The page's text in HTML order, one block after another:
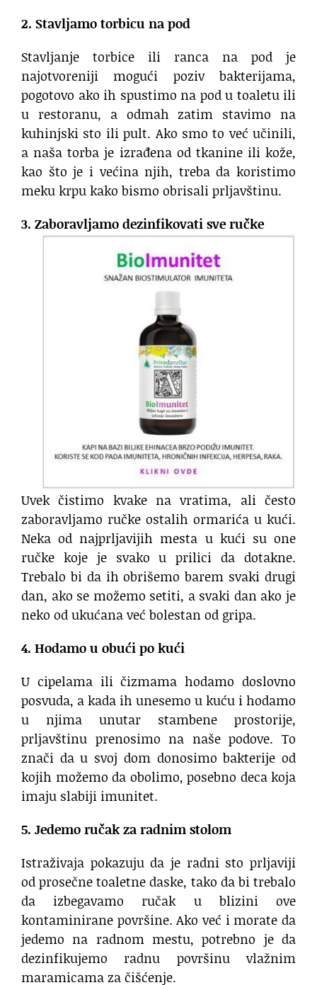
2. Stavljamo torbicu na pod
Stavljanje torbice ili ranca na pod je
najotvoreniji mogući poziv bakterijama,
pogotovo ako ih spustimo na pod u toaletu ili
u restoranu, a odmah zatim stavimo na
kuhinjski sto ili pult. Ako smo to već učinili,
a naša torba je izrađena od tkanine ili kože,
kao što je i većina njih, treba da koristimo
meku krpu kako bismo obrisali prljavštinu.
3. Zaboravljamo dezinfikovati sve ručke
Uvek čistimo kvake na vratima, ali često
zaboravljamo ručke ostalih ormarića u kući.
Neka od najprljavijih mesta u kući su one
ručke koje je svako u prilici da dotakne.
Trebalo bi da ih obrišemo barem svaki drugi
dan, ako se možemo setiti, a svaki dan ako je
neko od ukućana već bolestan od gripa.
4. Hodamo u obući po kući
U cipelama ili čizmama hodamo doslovno
posvuda, a kada ih unesemo u kuću i hodamo
u njima unutar stambene prostorije,
prljavštinu prenosimo na naše podove. To
znači da u svoj dom donosimo bakterije od
kojih možemo da obolimo, posebno deca koja
imaju slabiji imunitet.
5. Jedemo ručak za radnim stolom
Istraživaja pokazuju da je radni sto prljaviji
od prosečne toaletne daske, tako da bi trebalo
da izbegavamo ručak u blizini ove
kontaminirane površine. Ako već i morate da
jedemo na radnom mestu, potrebno je da
dezinfikujemo radnu površinu vlažnim
maramicama za čišćenje.